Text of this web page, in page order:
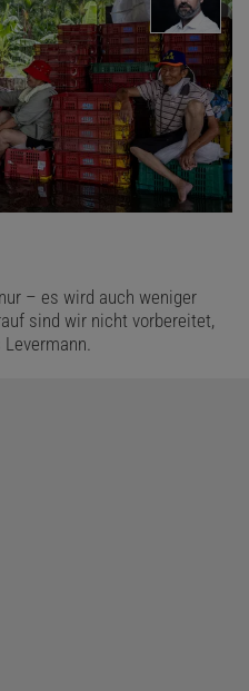
– es wird auch weniger
sind wir nicht vorbereitet,